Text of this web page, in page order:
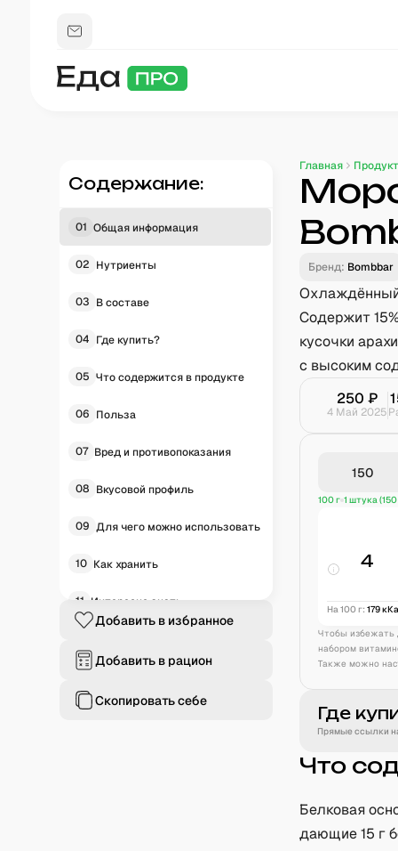
Содержание:
01 Общая информация
02 Нутриенты
03 В составе
04 Где купить?
05 Что содержится в продукте
06 Польза
07 Вред и противопоказания
08 Вкусовой профиль
09 Для чего можно использовать
10 Как хранить
11 Интересно знать
Добавить в избранное
Добавить в рацион
Скопировать себе
Главная
Бренд: Bombbar
Охлаждённый
Содержит
кусочки
с высоким
250 ₽
4 Май 2025
100 г 1 штука (150
4
На 100 г: 179
Чтобы избежать
набором
Также можно
Где
Прямые ссылки
Что
Белковая
дающие 15 г